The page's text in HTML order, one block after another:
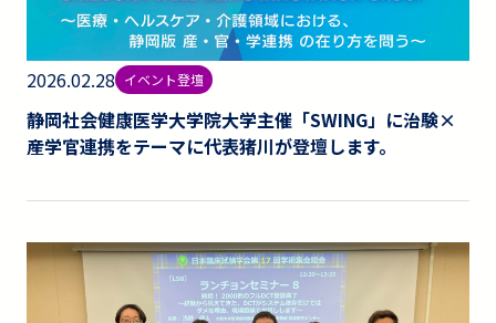
2026.02.28 イベント登壇
静岡社会健康医学大学院大学主催「SWING」に治験×
産学官連携をテーマに代表猪川が登壇します。